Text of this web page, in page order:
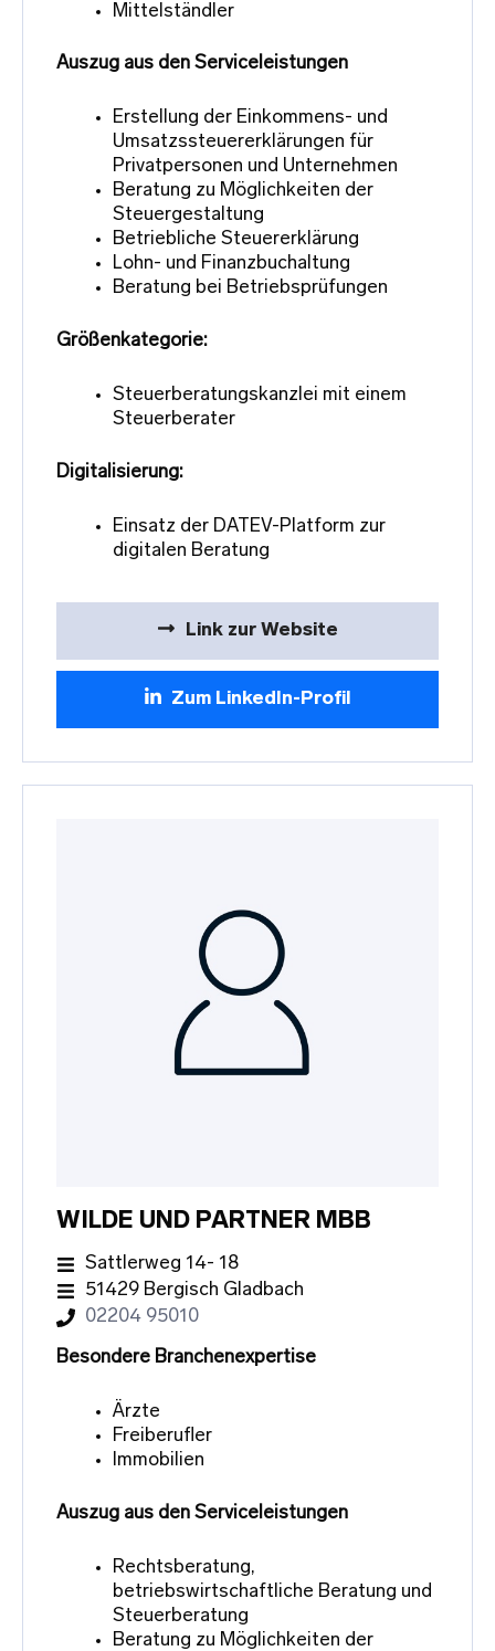
Mittelständler
Auszug aus den Serviceleistungen
Erstellung der Einkommens- und
Umsatzssteuererklärungen für
Privatpersonen und Unternehmen
Beratung zu Möglichkeiten der
Steuergestaltung
Betriebliche Steuererklärung
Lohn- und Finanzbuchaltung
Beratung bei Betriebsprüfungen
Größenkategorie:
Steuerberatungskanzlei mit einem
Steuerberater
Digitalisierung:
Einsatz der DATEV-Platform zur
digitalen Beratung
Link zur Website
Zum LinkedIn-Profil
WILDE UND PARTNER MBB
Sattlerweg 14- 18
51429 Bergisch Gladbach
02204 95010
Besondere Branchenexpertise
Ärzte
Freiberufler
Immobilien
Auszug aus den Serviceleistungen
Rechtsberatung,
betriebswirtschaftliche Beratung und
Steuerberatung
Beratung zu Möglichkeiten der